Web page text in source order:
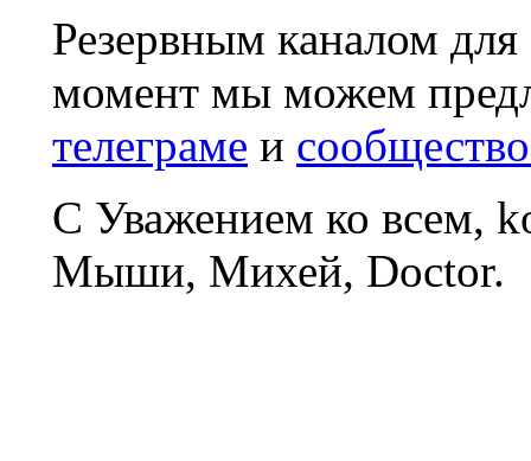
Резервным каналом
момент мы можем
телеграме и
С Уважением ко всем,
Мыши, Михей, Doctor.